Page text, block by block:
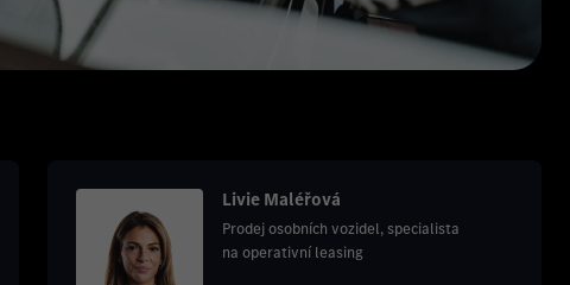
Livie Maléřová
Prodej osobních vozidel, specialista
na operativní leasing